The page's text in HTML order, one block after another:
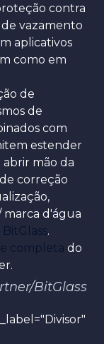
contra
vazamento
aplicativos
como em
de
de
com
estender
abrir mão da
correção
marca d'água
BitGlass.
completa do
BitGlass